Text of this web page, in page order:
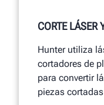
CORTE LÁSER
Hunter utiliza
cortadores de
para convertir
piezas